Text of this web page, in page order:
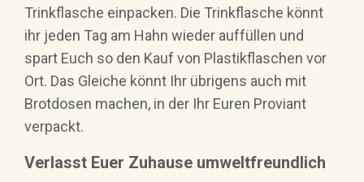
Trinkflasche einpacken. Die Trinkflasche könnt
ihr jeden Tag am Hahn wieder auffüllen und
spart Euch so den Kauf von Plastikflaschen vor
Ort. Das Gleiche könnt Ihr übrigens auch mit
Brotdosen machen, in der Ihr Euren Proviant
verpackt.
Verlasst Euer Zuhause umweltfreundlich